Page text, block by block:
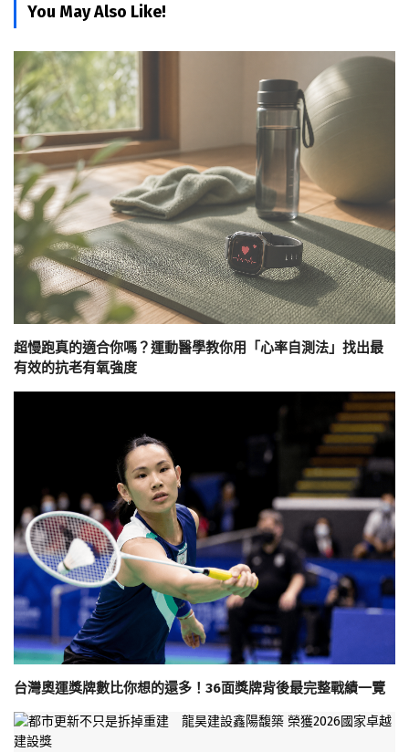
You May Also Like!
超慢跑真的適合你嗎？運動醫學教你用「心率自測法」找出最
有效的抗老有氧強度
台灣奧運獎牌數比你想的還多！36面獎牌背後最完整戰績一覽